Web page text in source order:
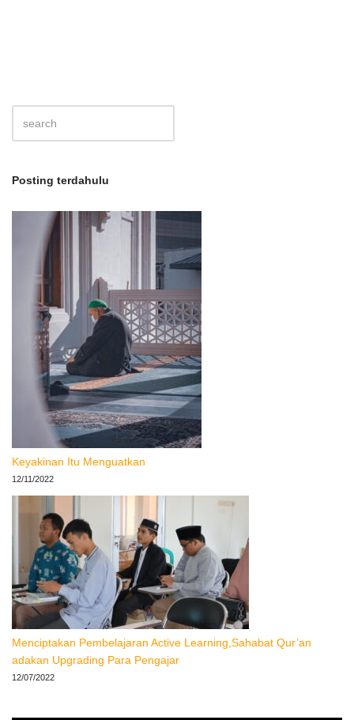
Posting terdahulu
Keyakinan Itu Menguatkan
12/11/2022
Menciptakan Pembelajaran Active Learning,Sahabat Qur’an
adakan Upgrading Para Pengajar
12/07/2022